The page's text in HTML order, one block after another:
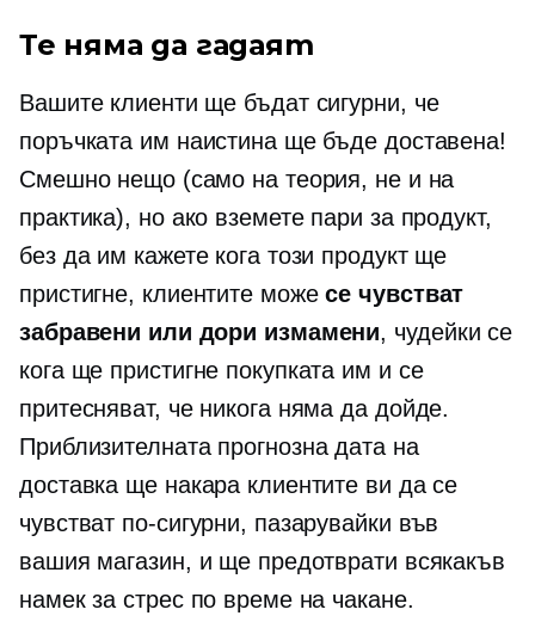
Те няма да гадаят
Вашите клиенти ще бъдат сигурни, че
поръчката им наистина ще бъде доставена!
Смешно нещо (само на теория, не и на
практика), но ако вземете пари за продукт,
без да им кажете кога този продукт ще
пристигне, клиентите можесе чувстват
забравени или дори измамени, чудейки се
кога ще пристигне покупката им и се
притесняват, че никога няма да дойде.
Приблизителната прогнозна дата на
доставка ще накара клиентите ви да се
чувстват по-сигурни, пазарувайки във
вашия магазин, и ще предотврати всякакъв
намек за стрес по време на чакане.